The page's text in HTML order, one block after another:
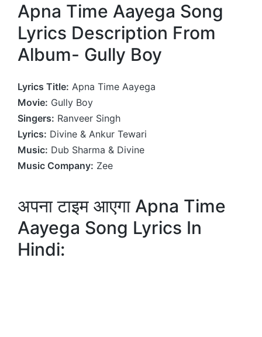
Apna Time Aayega Song
Lyrics Description From
Album- Gully Boy
Lyrics Title: Apna Time Aayega
Movie: Gully Boy
Singers: Ranveer Singh
Lyrics: Divine & Ankur Tewari
Music: Dub Sharma & Divine
Music Company: Zee
अपना टाइम आएगा Apna Time
Aayega Song Lyrics In
Hindi: